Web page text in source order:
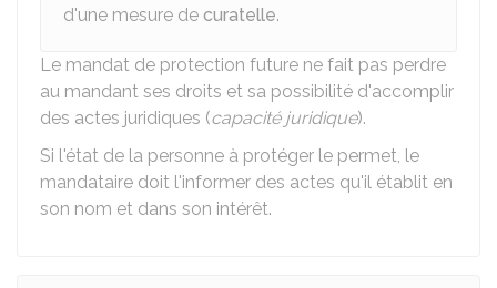
d'une mesure de curatelle.
Le mandat de protection future ne fait pas perdre
au mandant ses droits et sa possibilité d'accomplir
des actes juridiques (capacité juridique).
Si l'état de la personne à protéger le permet, le
mandataire doit l'informer des actes qu'il établit en
son nom et dans son intérêt.